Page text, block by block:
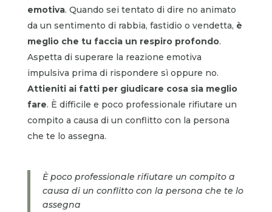
emotiva. Quando sei tentato di dire no animato
da un sentimento di rabbia, fastidio o vendetta, è
meglio che tu faccia un respiro profondo.
Aspetta di superare la reazione emotiva
impulsiva prima di rispondere sì oppure no.
Attieniti ai fatti per giudicare cosa sia meglio
fare. È difficile e poco professionale rifiutare un
compito a causa di un conflitto con la persona
che te lo assegna.
È poco professionale rifiutare un compito a
causa di un conflitto con la persona che te lo
assegna